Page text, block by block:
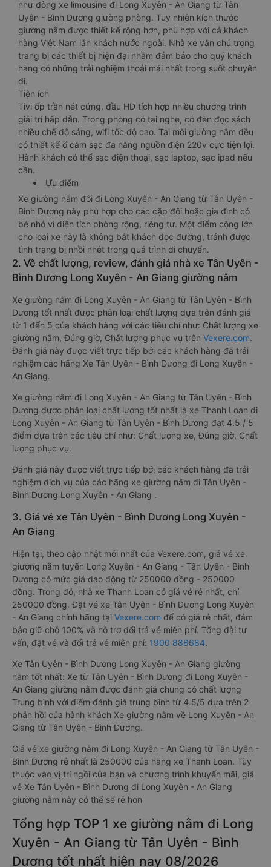
như dòng xe limousine đi Long Xuyên - An Giang từ Tân
Uyên - Bình Dương giường phòng. Tuy nhiên kích thước
giường nằm được thiết kế rộng hơn, phù hợp với cả khách
hàng Việt Nam lẫn khách nước ngoài. Nhà xe vẫn chú trọng
trang bị các thiết bị hiện đại nhằm đảm bảo cho quý khách
hàng có những trải nghiệm thoải mái nhất trong suốt chuyến
đi.
Tiện ích
Tivi ốp trần nét cứng, đầu HD tích hợp nhiều chương trình
giải trí hấp dẫn. Trong phòng có tai nghe, có đèn đọc sách
nhiều chế độ sáng, wifi tốc độ cao. Tại mỗi giường nằm đều
có thiết kế ổ cắm sạc đa năng nguồn điện 220v cực tiện lợi.
Hành khách có thể sạc điện thoại, sạc laptop, sạc ipad nếu
cần.
Ưu điểm
Xe giường nằm đôi đi Long Xuyên - An Giang từ Tân Uyên -
Bình Dương này phù hợp cho các cặp đôi hoặc gia đình có
bé nhỏ vì diện tích phòng rộng, riêng tư. Một điểm cộng lớn
cho loại xe này là không bắt khách dọc đường, tránh được
tình trạng bị nhồi nhét trong quá trình di chuyển.
2. Về chất lượng, review, đánh giá nhà xe Tân Uyên -
Bình Dương Long Xuyên - An Giang giường nằm
Xe giường nằm đi Long Xuyên - An Giang từ Tân Uyên - Bình
Dương tốt nhất được phân loại chất lượng dựa trên đánh giá
từ 1 đến 5 của khách hàng với các tiêu chí như: Chất lượng xe
giường nằm, Đúng giờ, Chất lượng phục vụ trên Vexere.com.
Đánh giá này được viết trực tiếp bởi các khách hàng đã trải
nghiệm các hãng Xe Tân Uyên - Bình Dương đi Long Xuyên -
An Giang.
Xe giường nằm đi Long Xuyên - An Giang từ Tân Uyên - Bình
Dương được phân loại chất lượng tốt nhất là xe Thanh Loan đi
Long Xuyên - An Giang từ Tân Uyên - Bình Dương đạt 4.5 / 5
điểm dựa trên các tiêu chí như: Chất lượng xe, Đúng giờ, Chất
lượng phục vụ.
Đánh giá này được viết trực tiếp bởi các khách hàng đã trải
nghiệm dịch vụ của các hãng xe giường nằm đi Tân Uyên -
Bình Dương Long Xuyên - An Giang .
3. Giá vé xe Tân Uyên - Bình Dương Long Xuyên -
An Giang
Hiện tại, theo cập nhật mới nhất của Vexere.com, giá vé xe
giường nằm tuyến Long Xuyên - An Giang - Tân Uyên - Bình
Dương có mức giá dao động từ 250000 đồng - 250000
đồng. Trong đó, nhà xe Thanh Loan có giá vé rẻ nhất, chỉ
250000 đồng. Đặt vé xe Tân Uyên - Bình Dương Long Xuyên
- An Giang chính hãng tại Vexere.com để có giá rẻ nhất, đảm
bảo giữ chỗ 100% và hỗ trợ đổi trả vé miễn phí. Tổng đài tư
vấn, đặt vé và đổi trả vé miễn phí: 1900 888684.
Xe Tân Uyên - Bình Dương Long Xuyên - An Giang giường
nằm tốt nhất: Xe từ Tân Uyên - Bình Dương đi Long Xuyên -
An Giang giường nằm được đánh giá chung có chất lượng
Trung bình với điểm đánh giá trung bình từ 4.5/5 dựa trên 2
phản hồi của hành khách Xe giường nằm về Long Xuyên - An
Giang từ Tân Uyên - Bình Dương.
Giá vé xe giường nằm đi Long Xuyên - An Giang từ Tân Uyên -
Bình Dương rẻ nhất là 250000 của hãng xe Thanh Loan. Tùy
thuộc vào vị trí ngồi của bạn và chương trình khuyến mãi, giá
vé Xe Tân Uyên - Bình Dương đi Long Xuyên - An Giang
giường nằm này có thể sẽ rẻ hơn
Tổng hợp TOP 1 xe giường nằm đi Long
Xuyên - An Giang từ Tân Uyên - Bình
Dương tốt nhất hiện nay 08/2026